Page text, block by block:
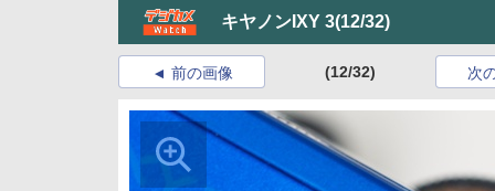
キヤノンIXY 3(12/32)
前の画像 (12/32) 次